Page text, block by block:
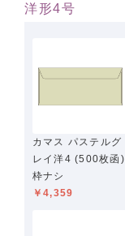
洋形4号
カマス パステルグ
レイ洋4 (500枚函)
枠ナシ
￥4,359